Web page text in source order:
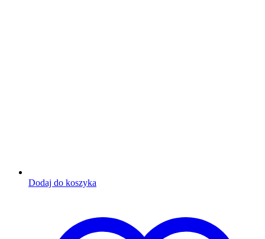
Dodaj do koszyka